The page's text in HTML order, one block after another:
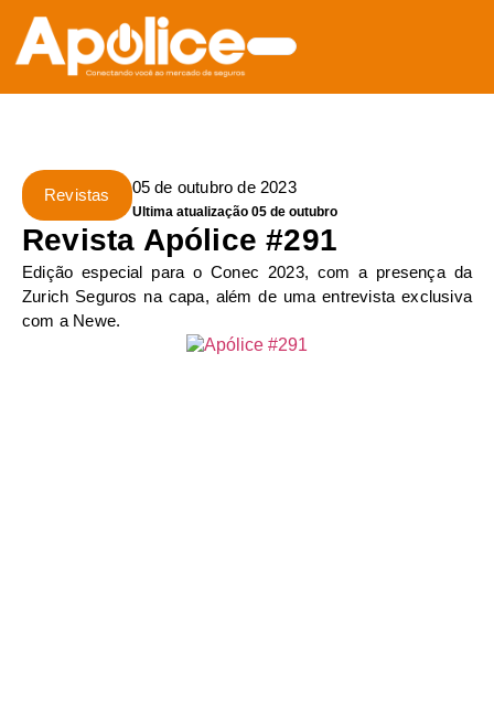
Revistas 05 de outubro de 2023
Ultima atualização 05 de outubro
Revista Apólice #291
Edição especial para o Conec 2023, com a presença da
Zurich Seguros na capa, além de uma entrevista exclusiva
com a Newe.